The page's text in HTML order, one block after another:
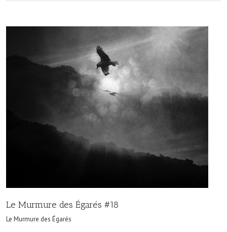
Le Murmure des Égarés #18
Le Murmure des Égarés